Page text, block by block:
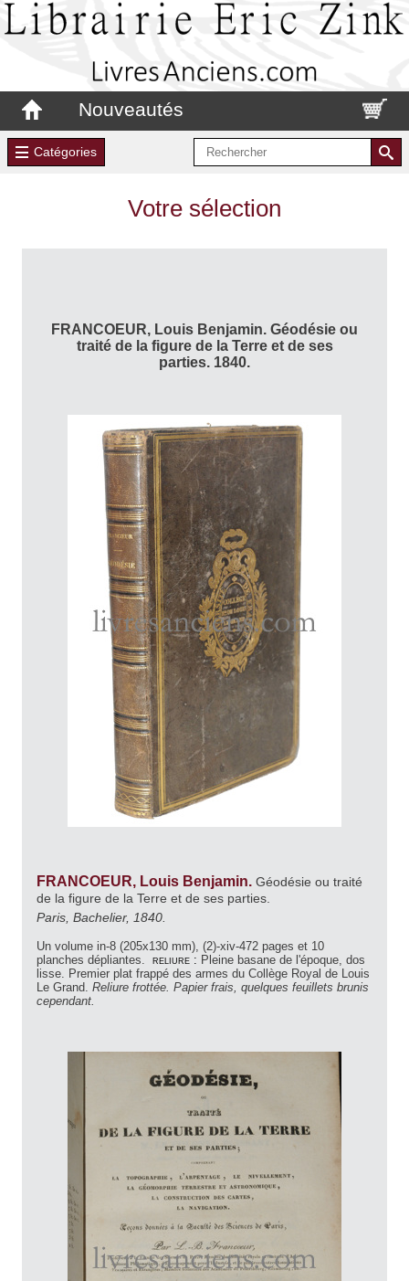
Nouveautés
Catégories
Votre sélection
FRANCOEUR, Louis Benjamin. Géodésie ou
traité de la figure de la Terre et de ses
parties. 1840.
FRANCOEUR, Louis Benjamin. Géodésie ou traité
de la figure de la Terre et de ses parties.
Paris, Bachelier, 1840.
Un volume in-8 (205x130 mm), (2)-xiv-472 pages et 10
planches dépliantes. reliure : Pleine basane de l'époque, dos
lisse. Premier plat frappé des armes du Collège Royal de Louis
Le Grand. Reliure frottée. Papier frais, quelques feuillets brunis
cependant.